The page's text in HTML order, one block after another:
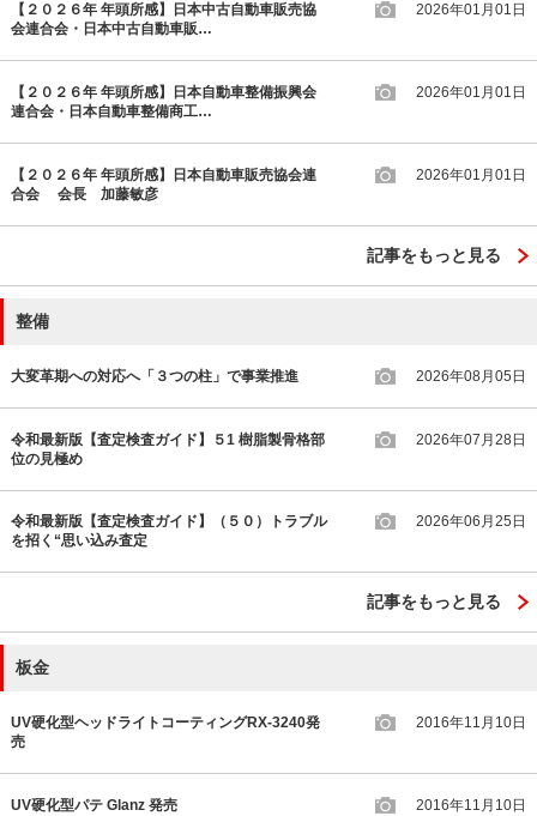
【２０２６年 年頭所感】日本中古自動車販売協
会連合会・日本中古自動車販…
2026年01月01日
【２０２６年 年頭所感】日本自動車整備振興会
連合会・日本自動車整備商工…
2026年01月01日
【２０２６年 年頭所感】日本自動車販売協会連
合会 会長 加藤敏彦
2026年01月01日
記事をもっと見る
整備
大変革期への対応へ「３つの柱」で事業推進 2026年08月05日
令和最新版【査定検査ガイド】５1 樹脂製骨格部
位の見極め
2026年07月28日
令和最新版【査定検査ガイド】（５０）トラブル
を招く“思い込み査定
2026年06月25日
記事をもっと見る
板金
UV硬化型ヘッドライトコーティングRX-3240発
売
2016年11月10日
UV硬化型パテ Glanz 発売 2016年11月10日